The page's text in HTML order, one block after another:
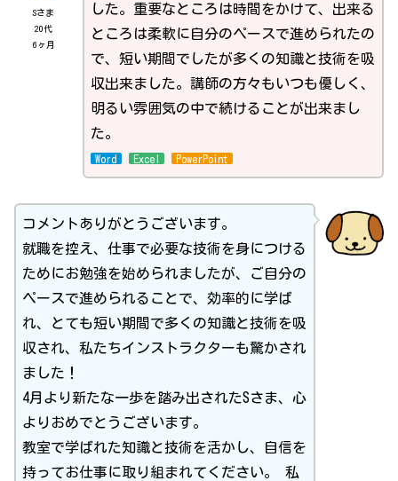
Sさま
20代
6ヶ月
した。重要なところは時間をかけて、出来る
ところは柔軟に自分のペースで進められたの
で、短い期間でしたが多くの知識と技術を吸
収出来ました。講師の方々もいつも優しく、
明るい雰囲気の中で続けることが出来まし
た。
Word Excel PowerPoint
コメントありがとうございます。
就職を控え、仕事で必要な技術を身につける
ためにお勉強を始められましたが、ご自分の
ペースで進められることで、効率的に学ば
れ、とても短い期間で多くの知識と技術を吸
収され、私たちインストラクターも驚かされ
ました！
4月より新たな一歩を踏み出されたSさま、心
よりおめでとうございます。
教室で学ばれた知識と技術を活かし、自信を
持ってお仕事に取り組まれてください。 私